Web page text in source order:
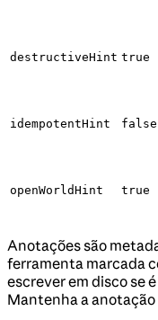
destructiveHint true
idempotentHint false
openWorldHint true
Anotações são
ferramenta marcada
escrever em disco se
Mantenha a anotação